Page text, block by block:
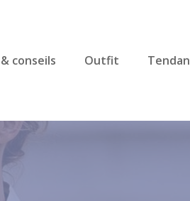
conseils Outfit